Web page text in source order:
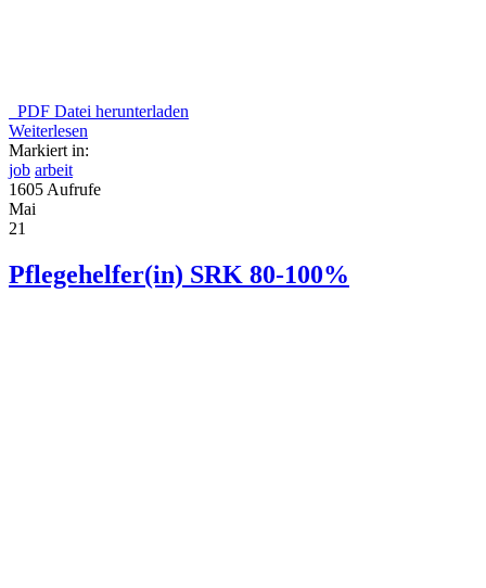
PDF Datei herunterladen
Weiterlesen
Markiert in:
job arbeit
1605 Aufrufe
Mai
21
Pflegehelfer(in) SRK 80-100%